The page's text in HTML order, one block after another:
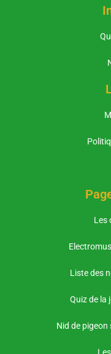
Les
Liste des
Quiz de la
Nid de